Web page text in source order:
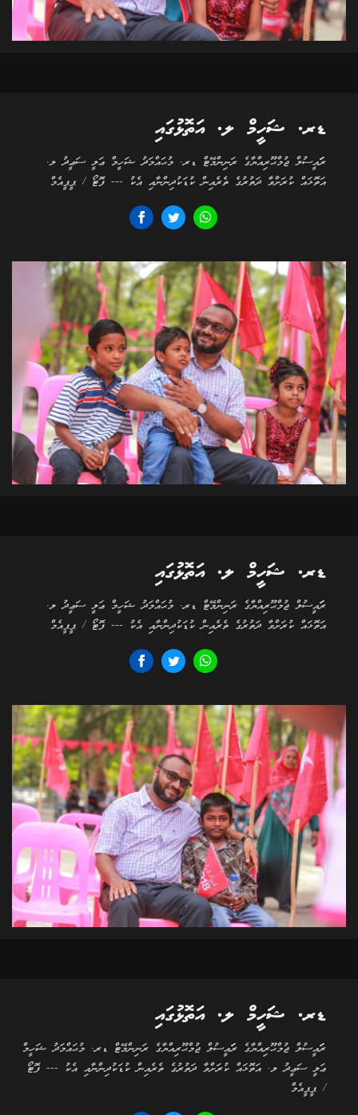
ޑރ. ޝަހީމް ލ. އަތޮޅުގައި
ރަަައީސުލް ޖުމްޙޫރިއްޔާގެ ރަނިންމޭޓް ޑރ. މުޙައްމަދު ޝަހީމް ޢަލީ ސަޢީދު ލ.
އަތޮޅައް ކުރަށްވާ ދަތުރުގެ ތެރެއިން ކުޑަކުދިންނާއި އެކު --- ފޮޓޯ / ޕީޕީއެމް
ޑރ. ޝަހީމް ލ. އަތޮޅުގައި
ރަަައީސުލް ޖުމްޙޫރިއްޔާގެ ރަނިންމޭޓް ޑރ. މުޙައްމަދު ޝަހީމް ޢަލީ ސަޢީދު ލ.
އަތޮޅައް ކުރަށްވާ ދަތުރުގެ ތެރެއިން ކުޑަކުދިންނާއި އެކު --- ފޮޓޯ / ޕީޕީއެމް
ޑރ. ޝަހީމް ލ. އަތޮޅުގައި
ރަަައީސުލް ޖުމްޙޫރިއްޔާގެ ރަަައީސުލް ޖުމްޙޫރިއްޔާގެ ރަނިންމޭޓް ޑރ. މުޙައްމަދު ޝަހީމް
ޢަލީ ސަޢީދު ލ. އަތޮޅައް ކުރަށްވާ ދަތުރުގެ ތެރެއިން ކުޑަކުދިންނާއި އެކު --- ފޮޓޯ
/ ޕީޕީއެމް